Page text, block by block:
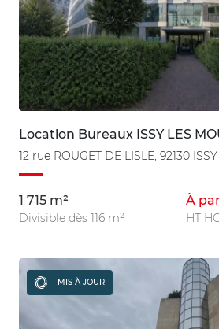
Location Bureaux ISSY LES
12 rue ROUGET DE LISLE, 92130
1 715 m²
Divisible dès 116 m²
À
HT
MIS À JOUR